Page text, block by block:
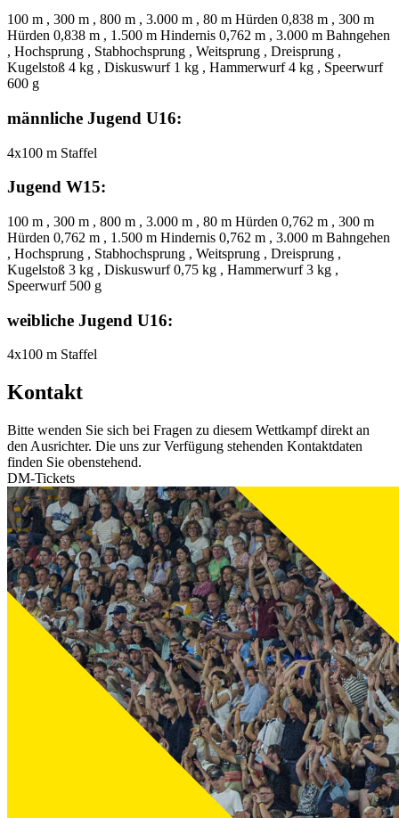
100 m , 300 m , 800 m , 3.000 m , 80 m Hürden 0,838 m , 300 m
Hürden 0,838 m , 1.500 m Hindernis 0,762 m , 3.000 m Bahngehen
, Hochsprung , Stabhochsprung , Weitsprung , Dreisprung ,
Kugelstoß 4 kg , Diskuswurf 1 kg , Hammerwurf 4 kg , Speerwurf
600 g
männliche Jugend U16:
4x100 m Staffel
Jugend W15:
100 m , 300 m , 800 m , 3.000 m , 80 m Hürden 0,762 m , 300 m
Hürden 0,762 m , 1.500 m Hindernis 0,762 m , 3.000 m Bahngehen
, Hochsprung , Stabhochsprung , Weitsprung , Dreisprung ,
Kugelstoß 3 kg , Diskuswurf 0,75 kg , Hammerwurf 3 kg ,
Speerwurf 500 g
weibliche Jugend U16:
4x100 m Staffel
Kontakt
Bitte wenden Sie sich bei Fragen zu diesem Wettkampf direkt an
den Ausrichter. Die uns zur Verfügung stehenden Kontaktdaten
finden Sie obenstehend.
DM-Tickets